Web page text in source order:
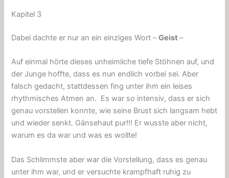
Kapitel 3
Dabei dachte er nur an ein einziges Wort –Geist–
Auf einmal hörte dieses unheimliche tiefe Stöhnen auf, und
der Junge hoffte, dass es nun endlich vorbei sei. Aber
falsch gedacht, stattdessen fing unter ihm ein leises
rhythmisches Atmen an. Es war so intensiv, dass er sich
genau vorstellen konnte, wie seine Brust sich langsam hebt
und wieder senkt. Gänsehaut pur!!! Er wusste aber nicht,
warum es da war und was es wollte!
Das Schlimmste aber war die Vorstellung, dass es genau
unter ihm war, und er versuchte krampfhaft ruhig zu